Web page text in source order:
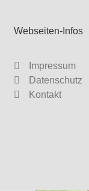
Webseiten-Infos
Impressum
Datenschutz
Kontakt